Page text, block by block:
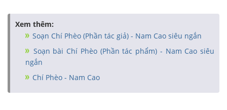
Xem thêm:
Soạn Chí Phèo (Phần tác giả) - Nam Cao siêu ngắn
Soạn bài Chí Phèo (Phần tác phẩm) - Nam Cao siêu
ngắn
Chí Phèo - Nam Cao